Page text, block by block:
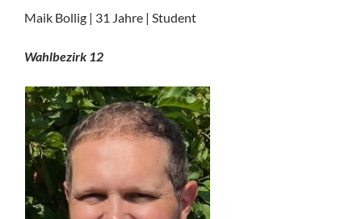
Maik Bollig | 31 Jahre | Student
Wahlbezirk 12